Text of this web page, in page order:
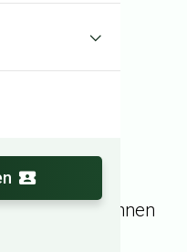
én
werken, plannen
vinden van